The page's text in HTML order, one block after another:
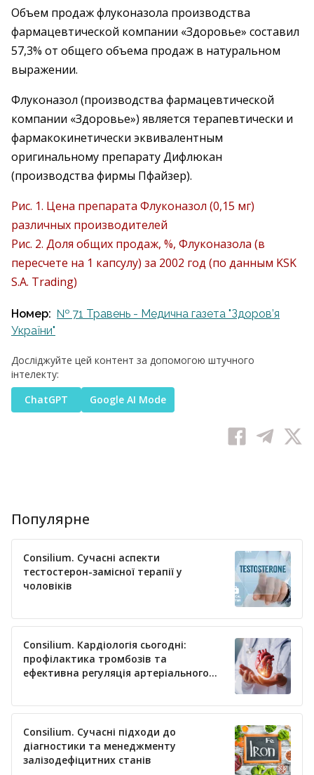
Объем продаж флуконазола производства
фармацевтической компании «Здоровье» составил
57,3% от общего объема продаж в натуральном
выражении.
Флуконазол (производства фармацевтической
компании «Здоровье») является терапевтически и
фармакокинетически эквивалентным
оригинальному препарату Дифлюкан
(производства фирмы Пфайзер).
Рис. 1. Цена препарата Флуконазол (0,15 мг)
различных производителей
Рис. 2. Доля общих продаж, %, Флуконазола (в
пересчете на 1 капсулу) за 2002 год (по данным KSK
S.A. Trading)
Номер: № 71 Травень - Медична газета "Здоров’я
України"
Досліджуйте цей контент за допомогою штучного
інтелекту:
ChatGPT
Google AI Mode
Популярне
Consilium. Сучасні аспекти
тестостерон-замісної терапії у
чоловіків
Consilium. Кардіологія сьогодні:
профілактика тромбозів та
ефективна регуляція артеріального
Consilium. Сучасні підходи до
діагностики та менеджменту
залізодефіцитних станів